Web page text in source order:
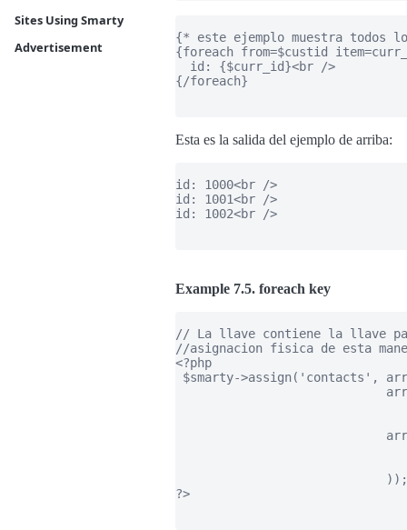
Sites Using Smarty
Advertisement
{* este ejemplo muestra todos
{foreach from=$custid
  id: {$curr_id}<br />
{/foreach}
Esta es la salida del ejemplo de arriba:
id: 1000<br />
id: 1001<br />
id: 1002<br />
Example 7.5. foreach key
// La llave contiene la llave
//asignacion fisica de esta
<?php
$smarty->assign('contacts',
                             ));
?>